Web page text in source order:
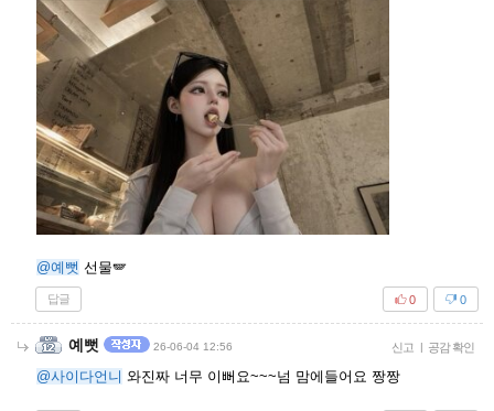
@예뻣 선물🪽
답글 0
0
예뻣 26-06-04 12:56 신고 | 공감 확인
@사이다언니 와진짜 너무 이뻐요~~~넘 맘에들어요 짱짱